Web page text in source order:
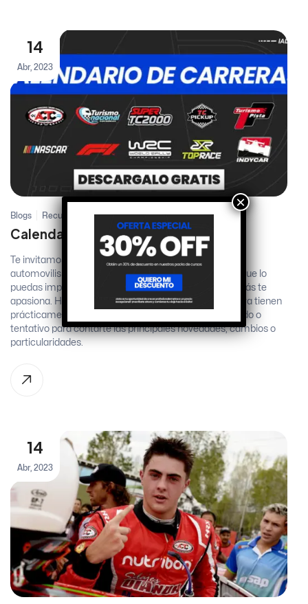
14
Abr, 2023
Blogs Recursos
Calendario de carreras 2023
Te invitamos a que te descargues el calendario de
automovilismo deportivo 2023 en formato PDF para que lo
puedas imprimir y así estar siempre atento a lo que más te
apasiona. Haremos un repaso por las categorías que ya tienen
prácticamente la totalidad de su calendario confirmado o
tentativo para contarte las principales novedades, cambios o
particularidades.
14
Abr, 2023
×